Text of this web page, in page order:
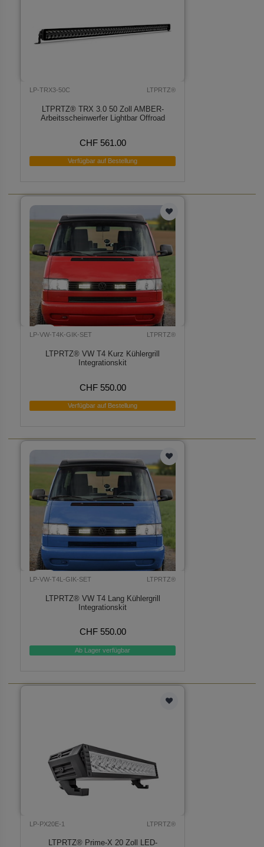
LP-TRX3-50C LTPRTZ®
LTPRTZ® TRX 3.0 50 Zoll AMBER-
Arbeitsscheinwerfer Lightbar Offroad
CHF 561.00
Verfügbar auf Bestellung
LP-VW-T4K-GIK-SET LTPRTZ®
LTPRTZ® VW T4 Kurz Kühlergrill
Integrationskit
CHF 550.00
Verfügbar auf Bestellung
LP-VW-T4L-GIK-SET LTPRTZ®
LTPRTZ® VW T4 Lang Kühlergrill
Integrationskit
CHF 550.00
Ab Lager verfügbar
LP-PX20E-1 LTPRTZ®
LTPRTZ® Prime-X 20 Zoll LED-